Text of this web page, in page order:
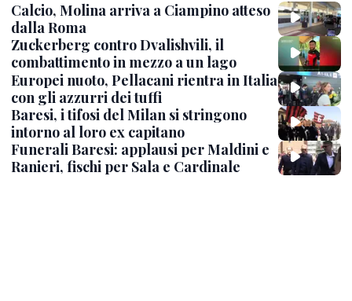
Calcio, Molina arriva a Ciampino atteso
dalla Roma
Zuckerberg contro Dvalishvili, il
combattimento in mezzo a un lago
Europei nuoto, Pellacani rientra in Italia
con gli azzurri dei tuffi
Baresi, i tifosi del Milan si stringono
intorno al loro ex capitano
Funerali Baresi: applausi per Maldini e
Ranieri, fischi per Sala e Cardinale